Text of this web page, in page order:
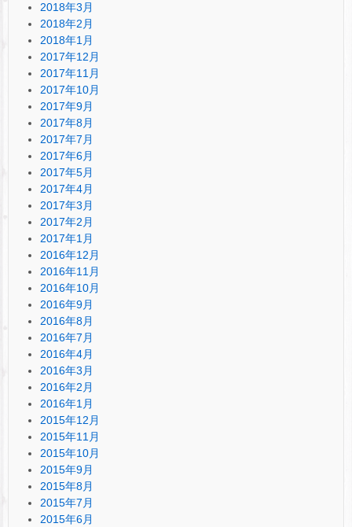
2018年3月
2018年2月
2018年1月
2017年12月
2017年11月
2017年10月
2017年9月
2017年8月
2017年7月
2017年6月
2017年5月
2017年4月
2017年3月
2017年2月
2017年1月
2016年12月
2016年11月
2016年10月
2016年9月
2016年8月
2016年7月
2016年4月
2016年3月
2016年2月
2016年1月
2015年12月
2015年11月
2015年10月
2015年9月
2015年8月
2015年7月
2015年6月